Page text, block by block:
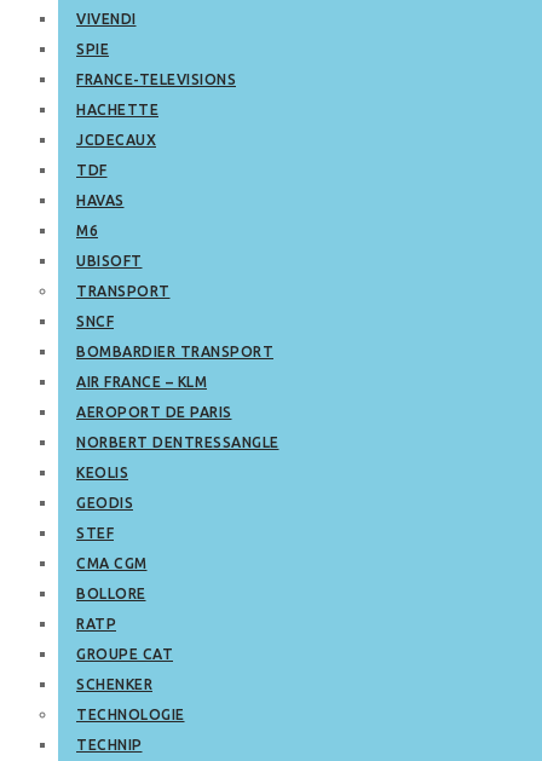
VIVENDI
SPIE
FRANCE-TELEVISIONS
HACHETTE
JCDECAUX
TDF
HAVAS
M6
UBISOFT
TRANSPORT
SNCF
BOMBARDIER TRANSPORT
AIR FRANCE – KLM
AEROPORT DE PARIS
NORBERT DENTRESSANGLE
KEOLIS
GEODIS
STEF
CMA CGM
BOLLORE
RATP
GROUPE CAT
SCHENKER
TECHNOLOGIE
TECHNIP